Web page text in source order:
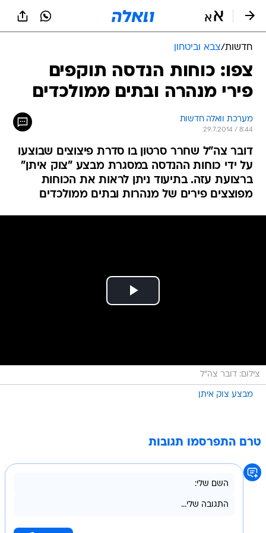
חדשות/צבא וביטחון
צפו: כוחות הנדסה תוקפים
פירי מנהרה ובתים ממולכדים
מערכת וואלה חדשות
29.7.2014 / 8:44
דובר צה"ל שחרר סרטון בו סדרת פיצוצים שבוצעו
על ידי כוחות ההנדסה במסגרת מבצע "צוק איתן"
ברצועת עזה. בתיעוד ניתן לראות את הכוחות
מפוצצים פירים של מנהרות ובתים ממולכדים
צילום: דובר צה"ל
מבצע צוק איתן
טרם התפרסמו תגובות